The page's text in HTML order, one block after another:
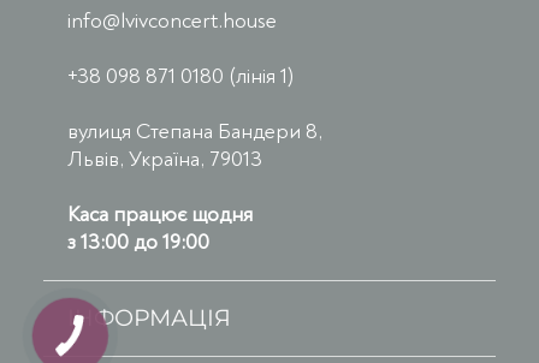
info@lvivconcert.house
+38 098 871 0180 (лінія 1)
вулиця Степана Бандери 8,
Львів, Україна, 79013
Каса працює щодня
з 13:00 до 19:00
ІНФОРМАЦІЯ